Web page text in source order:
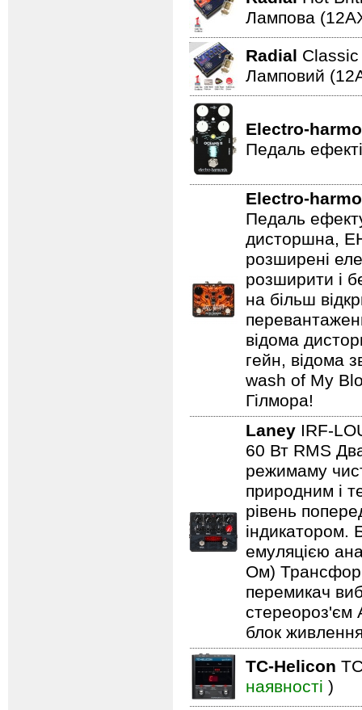
Лампова
Radial
Ламповий
Electro-
Педаль
Electro-
Педаль
дисторшна,
розширені
розширити і
на більш
відома
гейн, відома
wash of My
Гілмора!
Laney IRF-
60 Вт RMS
режимаму
природним і
рівень
індикатором.
емуляцією
Ом)
перемикач
стереороз'єм
блок
TC-Helicon
наявності )